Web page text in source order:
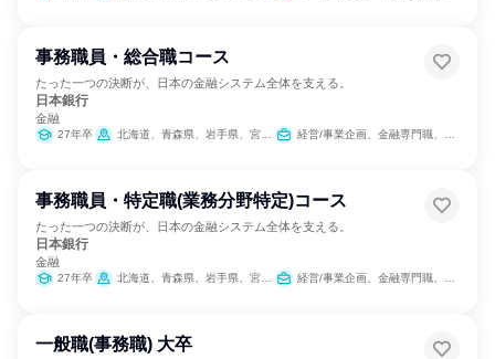
事務職員・総合職コース
たった一つの決断が、日本の金融システム全体を支える。
日本銀行
金融
27年卒 北海道、青森県、岩手県、宮城県、秋田県、山形県、福島県、茨城県、群馬県、埼玉県、東京都、神奈川県、新潟県、富山県、石川県、福井県、山梨県、長野県、静岡県、愛知県、京都府、大阪府、兵庫県、鳥取県、島根県、岡山県、広島県、山口県、徳島県、香川県、愛媛県、高知県、福岡県、佐賀県、長崎県、熊本県、大分県、宮崎県、鹿児島県、沖縄県 経営/事業企画、金融専門職、経理/税務/財務、人事、総務、法務/知財、IT、広報/IR
事務職員・特定職(業務分野特定)コース
たった一つの決断が、日本の金融システム全体を支える。
日本銀行
金融
27年卒 北海道、青森県、岩手県、宮城県、秋田県、山形県、福島県、茨城県、群馬県、埼玉県、東京都、神奈川県、新潟県、富山県、石川県、福井県、山梨県、長野県、静岡県、愛知県、京都府、大阪府、兵庫県、和歌山県、鳥取県、島根県、岡山県、広島県、山口県、徳島県、香川県、愛媛県、高知県、福岡県、佐賀県、長崎県、熊本県、大分県、宮崎県、鹿児島県、沖縄県 経営/事業企画、金融専門職、経理/税務/財務、IT
一般職(事務職) 大卒